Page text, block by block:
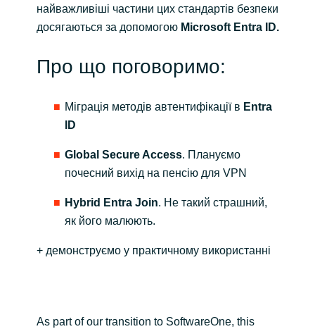
Portugal
Slovenia
Про що поговоримо:
найважливіші частини цих стандартів безпеки
досягаються за допомогою Microsoft Entra ID.
Міграція методів автентифікації в Entra
ID
Global Secure Access. Плануємо
почесний вихід на пенсію для VPN
Hybrid Entra Join. Не такий страшний,
як його малюють.
+ демонструємо у практичному використанні
As part of our transition to SoftwareOne, this